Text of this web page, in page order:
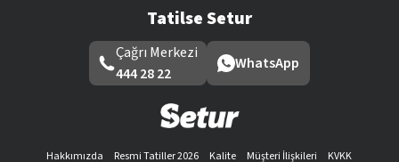
Tatilse Setur
Çağrı Merkezi
444 28 22
WhatsApp
Hakkımızda Resmi Tatiller 2026 Kalite Müşteri İlişkileri
KVKK